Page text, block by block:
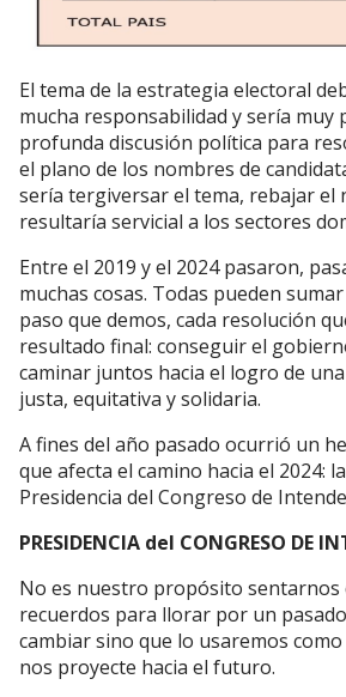
El tema de la estrategia electoral
mucha responsabilidad y sería muy
profunda discusión política para
el plano de los nombres de
sería tergiversar el tema, rebajar el
resultaría servicial a los sectores
Entre el 2019 y el 2024 pasaron,
muchas cosas. Todas pueden
paso que demos, cada resolución
resultado final: conseguir el
caminar juntos hacia el logro de
justa, equitativa y solidaria.
A fines del año pasado ocurrió un
que afecta el camino hacia el 2024:
Presidencia del Congreso de
PRESIDENCIA del CONGRESO DE
No es nuestro propósito sentarnos
recuerdos para llorar por un
cambiar sino que lo usaremos
nos proyecte hacia el futuro.